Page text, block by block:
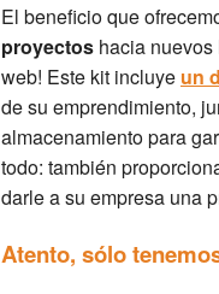
El beneficio que
proyectos hacia
web! Este kit incluye un
de su emprendimiento,
almacenamiento para
todo: también
darle a su empresa una
Atento, sólo